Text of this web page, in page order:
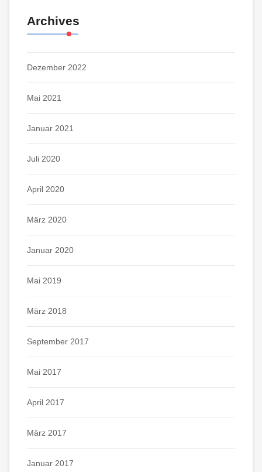
Archives
Dezember 2022
Mai 2021
Januar 2021
Juli 2020
April 2020
März 2020
Januar 2020
Mai 2019
März 2018
September 2017
Mai 2017
April 2017
März 2017
Januar 2017